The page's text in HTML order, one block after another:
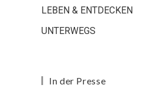
LEBEN & ENTDECKEN
UNTERWEGS
In der Presse